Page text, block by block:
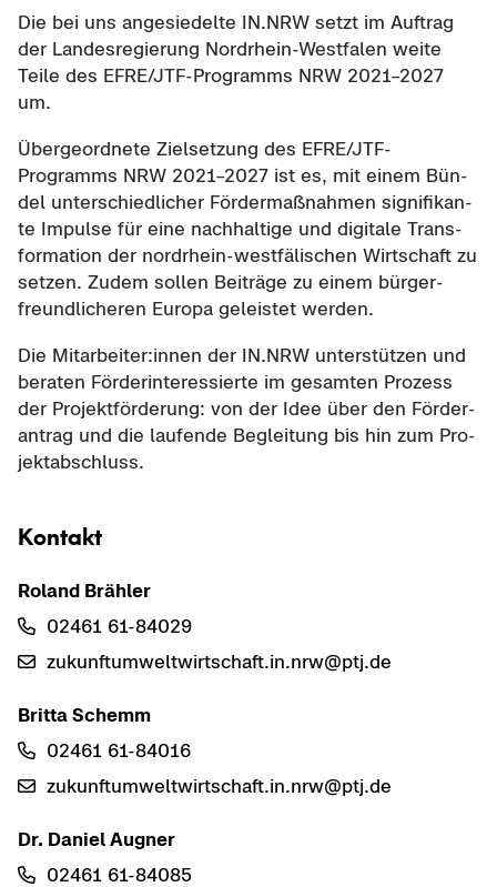
Die bei uns an­ge­sie­del­te IN.NRW setzt im Auf­trag
der Lan­des­re­gie­rung Nordrhein-​Westfalen weite
Teile des EFRE/JTF-​Programms NRW 2021–2027
um.
Über­ge­ord­ne­te Ziel­set­zung des EFRE/JTF-​
Programms NRW 2021–2027 ist es, mit einem Bün­
del un­ter­schied­li­cher För­der­maß­nah­men si­gni­fi­kan­
te Im­pul­se für eine nach­hal­ti­ge und di­gi­ta­le Trans­
for­ma­ti­on der nordrhein-​westfälischen Wirt­schaft zu
set­zen. Zudem sol­len Bei­trä­ge zu einem bür­ger­
freund­li­che­ren Eu­ro­pa ge­leis­tet wer­den.
Die Mit­ar­bei­ter:innen der IN.NRW un­ter­stüt­zen und
be­ra­ten För­der­in­ter­es­sier­te im ge­sam­ten Pro­zess
der Pro­jekt­för­de­rung: von der Idee über den För­der­
an­trag und die lau­fen­de Be­glei­tung bis hin zum Pro­
jekt­ab­schluss.
Kon­takt
Ro­land Bräh­ler
02461 61-​84029
zu­kunf­t­um­welt­wirt­schaft.in.nrw@ptj.de
Brit­ta Schemm
02461 61-​84016
zu­kunf­t­um­welt­wirt­schaft.in.nrw@ptj.de
Dr. Da­ni­el Aug­ner
02461 61-​84085